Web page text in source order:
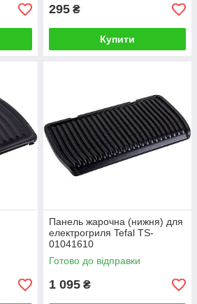
295 ₴
Купити
Панель жарочна (нижня) для
електрогриля Tefal TS-
01041610
Готово до відправки
1 095 ₴